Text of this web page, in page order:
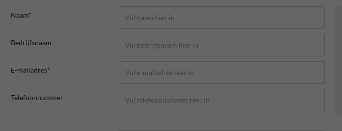
Naam*
Bedrijfsnaam
E-mailadres*
Telefoonnummer